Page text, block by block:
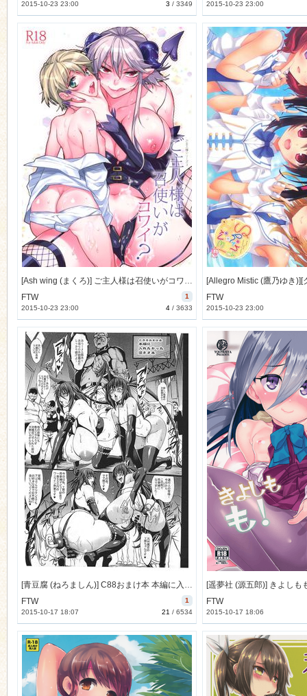
3 / 3349
2015-10-23 23:00 2015-10-23 23:00
[Ash wing (まくろ)] ご主人様は召使いがコワイ？ (オリジナル) [39M]
1
FTW
4/ 3633
2015-10-23 23:00
FTW
2015-10-23 23:00
[青豆腐 (ねろましん)] C88おまけ本 本編に入れたかった没ネタ本 (対魔忍ユキカゼ) [9M]
1
FTW
21 / 6534
2015-10-17 18:07
FTW
2015-10-17 18:06